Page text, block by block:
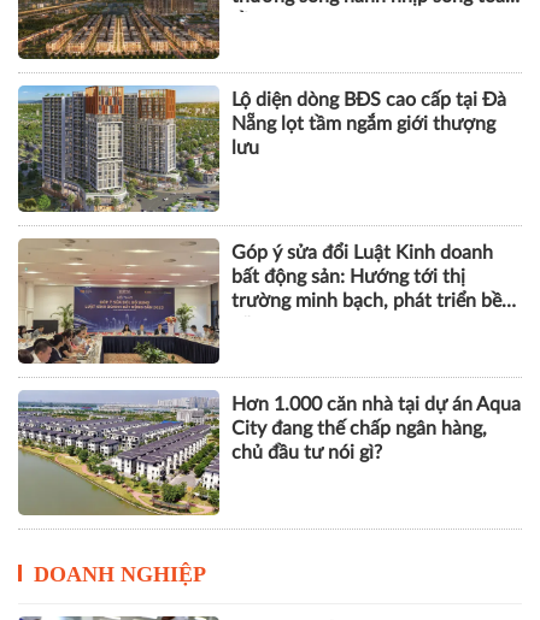
Lộ diện dòng BĐS cao cấp tại Đà
Nẵng lọt tầm ngắm giới thượng
lưu
Góp ý sửa đổi Luật Kinh doanh
bất động sản: Hướng tới thị
trường minh bạch, phát triển bền
Hơn 1.000 căn nhà tại dự án Aqua
City đang thế chấp ngân hàng,
chủ đầu tư nói gì?
DOANH NGHIỆP